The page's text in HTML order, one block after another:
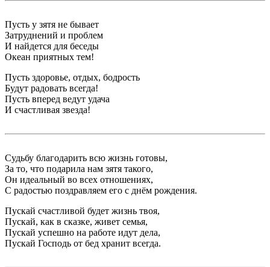
Пусть у зятя не бывает
Затруднений и проблем
И найдется для беседы
Океан приятных тем!
Пусть здоровье, отдых, бодрость
Будут радовать всегда!
Пусть вперед ведут удача
И счастливая звезда!
Судьбу благодарить всю жизнь готовы,
За то, что подарила нам зятя такого,
Он идеальный во всех отношениях,
С радостью поздравляем его с днём рождения.
Пускай счастливой будет жизнь твоя,
Пускай, как в сказке, живет семья,
Пускай успешно на работе идут дела,
Пускай Господь от бед хранит всегда.